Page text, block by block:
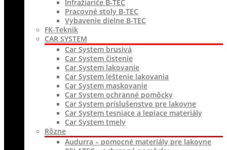
Infražiariče B-TEC
Pracovné stoly B-TEC
Vybavenie dielne B-TEC
FK-Teknik
CAR SYSTEM
Car System brusivá
Car System čistenie
Car System lakovanie
Car System leštenie lakovania
Car System maskovanie
Car System ochranné pomôcky
Car System príslušenstvo pre lakovne
Car System tesniace a lepiace materiály
Car System tmely
Rôzne
Audurra – pomocné materiály pre lakovne